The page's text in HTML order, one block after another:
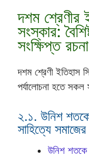
দশম শ্রেণীর
সংস্কার:
সংক্ষিপ্ত
দশম শ্রেণী ইতিহাস
পর্যালোচনা হতে সকল
২.১. উনিশ
সাহিত্যে
উনিশ শতকে